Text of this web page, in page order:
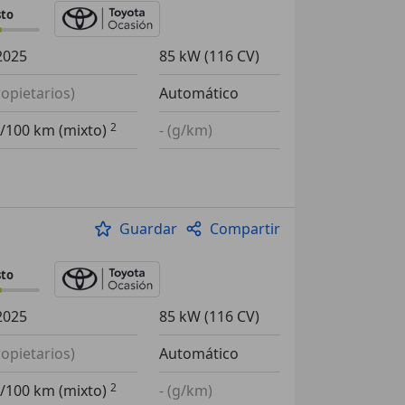
85 kW (116 CV)
Automático
100 km (mixto)
- (g/km)
Guardar Compartir
85 kW (116 CV)
Automático
100 km (mixto)
- (g/km)